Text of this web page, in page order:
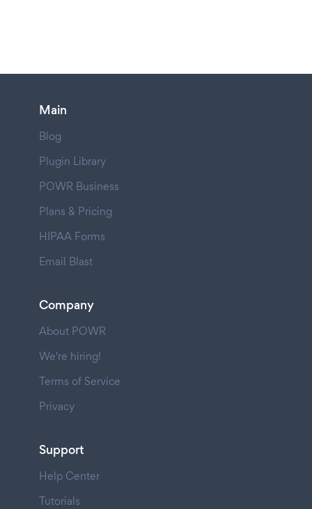
Main
Blog
Plugin Library
POWR Business
Plans & Pricing
HIPAA Forms
Email Blast
Company
About POWR
We're hiring!
Terms of Service
Privacy
Support
Help Center
Tutorials